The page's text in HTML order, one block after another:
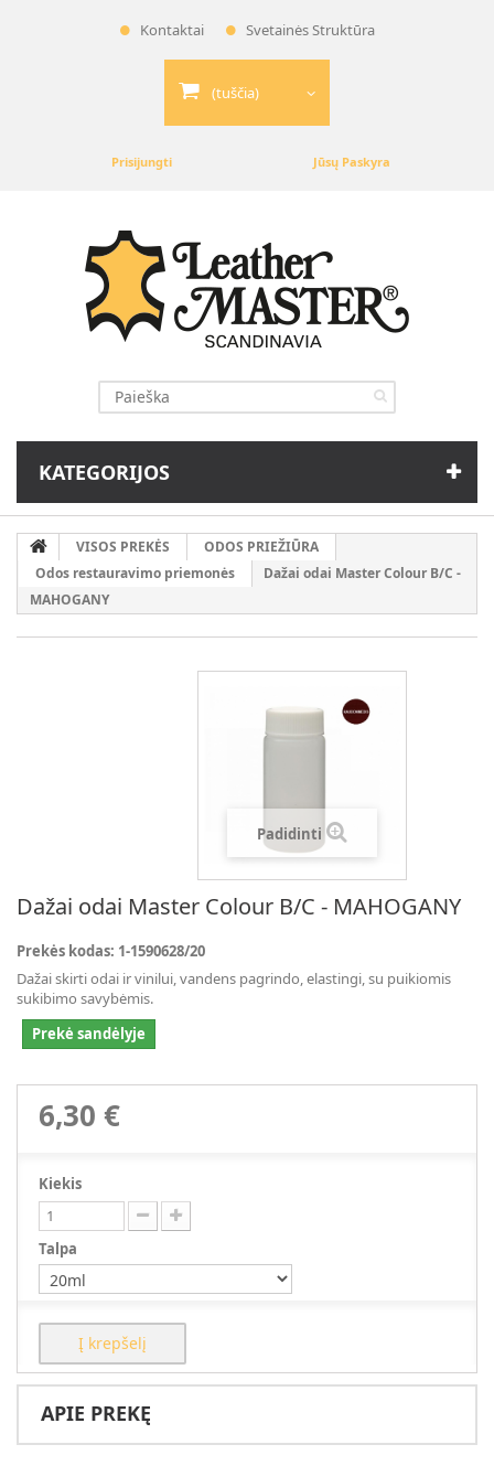
Kontaktai Svetainės Struktūra
(tuščia)
Prisijungti Jūsų Paskyra
KATEGORIJOS
VISOS PREKĖS
ODOS PRIEŽIŪRA
Odos restauravimo priemonės
Dažai odai Master Colour B/C -
MAHOGANY
Padidinti
Dažai odai Master Colour B/C - MAHOGANY
Prekės kodas: 1-1590628/20
Dažai skirti odai ir vinilui, vandens pagrindo, elastingi, su puikiomis
sukibimo savybėmis.
Prekė sandėlyje
6,30 €
Kiekis
Talpa
Į krepšelį
APIE PREKĘ